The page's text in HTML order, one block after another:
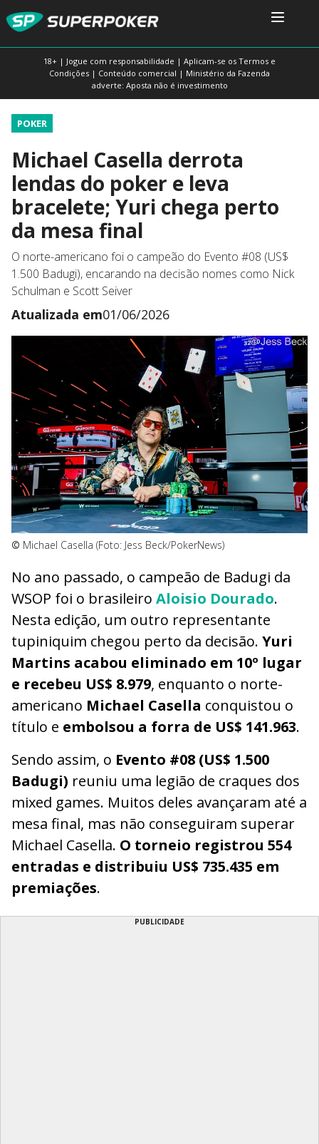
18+ | Jogue com responsabilidade | Aplicam-se os Termos e
Condições | Conteúdo comercial | Ministério da Fazenda
adverte: Aposta não é investimento
POKER
Michael Casella derrota
lendas do poker e leva
bracelete; Yuri chega perto
da mesa final
O norte-americano foi o campeão do Evento #08 (US$
1.500 Badugi), encarando na decisão nomes como Nick
Schulman e Scott Seiver
Atualizada em01/06/2026
© Michael Casella (Foto: Jess Beck/PokerNews)
No ano passado, o campeão de Badugi da
WSOP foi o brasileiro Aloisio Dourado.
Nesta edição, um outro representante
tupiniquim chegou perto da decisão. Yuri
Martins acabou eliminado em 10º lugar
e recebeu US$ 8.979, enquanto o norte-
americano Michael Casella conquistou o
título e embolsou a forra de US$ 141.963.
Sendo assim, o Evento #08 (US$ 1.500
Badugi) reuniu uma legião de craques dos
mixed games. Muitos deles avançaram até a
mesa final, mas não conseguiram superar
Michael Casella. O torneio registrou 554
entradas e distribuiu US$ 735.435 em
premiações.
PUBLICIDADE